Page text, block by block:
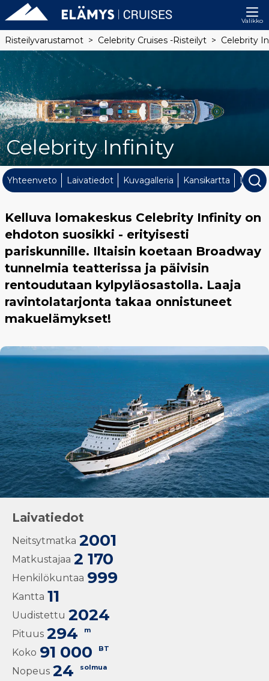
Valikko
Risteilyvarustamot Celebrity Cruises -risteilyt Celebrity
Celebrity Infinity
Yhteenveto Laivatiedot Kuvagalleria Kansikartta
Kelluva lomakeskus Celebrity Infinity on
ehdoton suosikki - erityisesti
pariskunnille. Iltaisin koetaan Broadway
tunnelmia teatterissa ja päivisin
rentoudutaan kylpyläosastolla. Laaja
ravintolatarjonta takaa onnistuneet
makuelämykset!
Laivatiedot
Neitsytmatka 2001
Matkustajaa 2 170
Henkilökuntaa 999
Kantta 11
Uudistettu 2024
Pituus 294 m
Koko 91 000 BT
Nopeus 24 solmua